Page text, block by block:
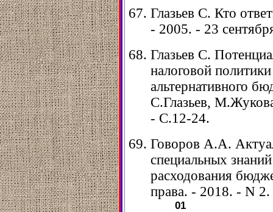
Глазьев С. Кто
- 2005. - 23
Глазьев С.
налоговой
альтернативного
С.Глазьев,
- С.12-24.
Говоров А.А.
специальных
расходования
права. - 2018. - N
01